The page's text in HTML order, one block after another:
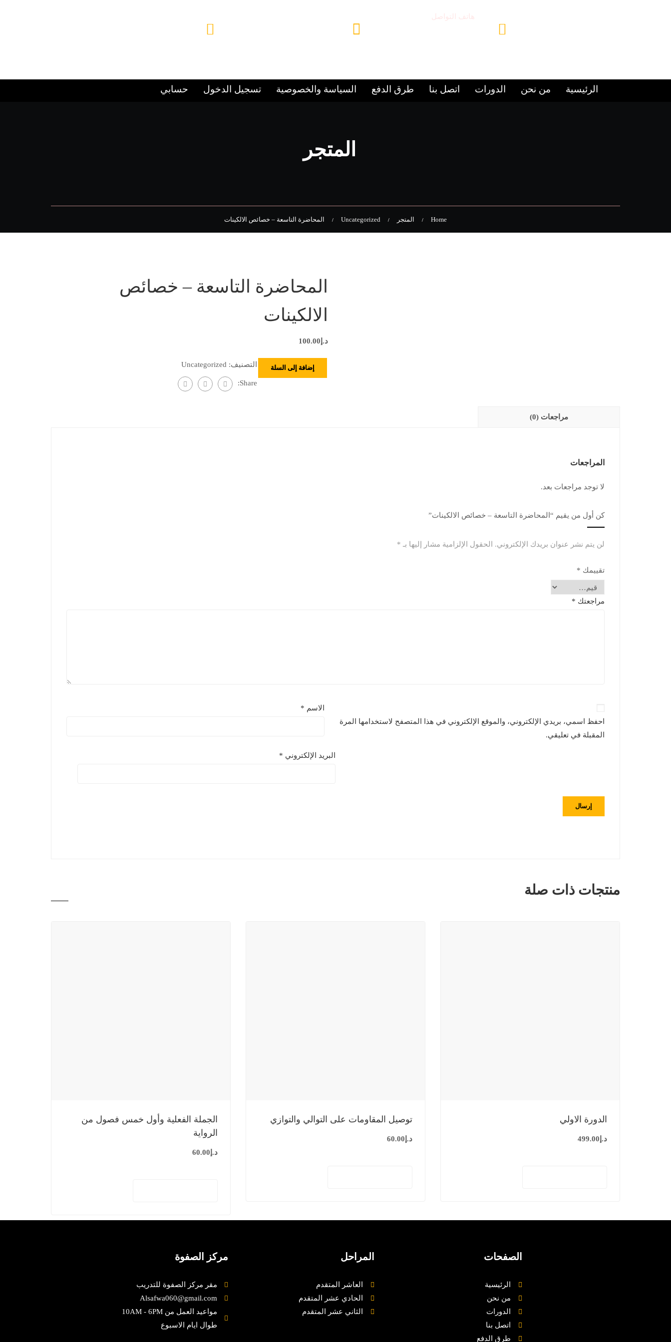
هاتف التواصل
الرئيسية من نحن الدورات اتصل بنا طرق الدفع السياسة والخصوصية تسجيل الدخول حسابي
المتجر
Home المتجر Uncategorized المحاضرة التاسعة – خصائص الالكينات
المحاضرة التاسعة – خصائص
الالكينات
د.إ 100.00
إضافة إلى السلة التصنيف: Uncategorized
Share:
مراجعات (0)
المراجعات
لا توجد مراجعات بعد.
كن أول من يقيم “المحاضرة التاسعة – خصائص الالكينات”
لن يتم نشر عنوان بريدك الإلكتروني. الحقول الإلزامية مشار إليها بـ *
تقييمك *
مراجعتك *
الاسم *
البريد الإلكتروني *
احفظ اسمي، بريدي الإلكتروني، والموقع الإلكتروني في هذا المتصفح لاستخدامها المرة
المقبلة في تعليقي.
منتجات ذات صلة
الدورة الاولي
د.إ 499.00
توصيل المقاومات على التوالي والتوازي
د.إ 60.00
الجملة الفعلية وأول خمس فصول من
الرواية
د.إ 60.00
الصفحات
الرئيسية
من نحن
الدورات
اتصل بنا
طرق الدفع
المراحل
العاشر المتقدم
الحادي عشر المتقدم
الثاني عشر المتقدم
مركز الصفوة
مقر مركز الصفوة للتدريب
Alsafwa060@gmail.com
مواعيد العمل من 10AM - 6PM
طوال ايام الاسبوع